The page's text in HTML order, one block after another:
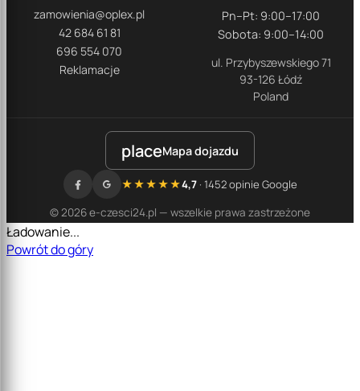
zamowienia@oplex.pl
42 684 61 81
696 554 070
Reklamacje
Pn–Pt: 9:00–17:00
Sobota: 9:00–14:00
ul. Przybyszewskiego 71
93-126 Łódź
Poland
placeMapa dojazdu
© 2026 e-czesci24.pl — wszelkie prawa zastrzeżone
★★★★★4,7· 1452 opinie Google
Ładowanie...
Powrót do góry